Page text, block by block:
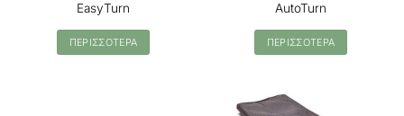
EasyTurn
ΠΕΡΙΣΣΟΤΕΡΑ
AutoTurn
ΠΕΡΙΣΣΟΤΕΡΑ